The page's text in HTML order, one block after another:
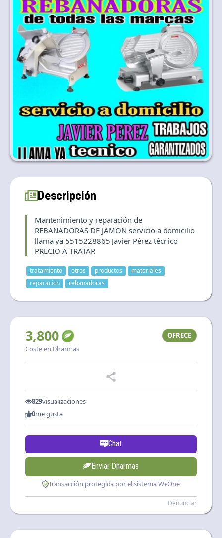
Language and currency
EN|USD
Descripción
Mantenimiento y reparación de
REBANADORAS DE JAMON servicio a domicilio
llama ya 5515228865 Javier Pérez técnico
PRECIO A TRATAR
tratamiento otros productos
materiales
reparacion
rebanadoras
3,800
Coste en Dharmas
OFRECE
829visualizaciones
0me gusta
Chat
Enviar Dharmas
Transacción protegida por el sistema WeOne
Denunciar